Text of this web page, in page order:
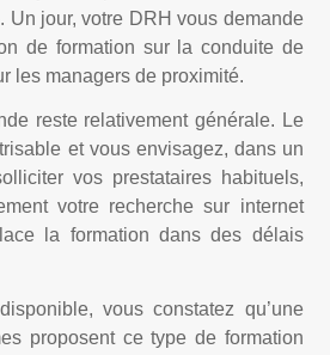
Un jour, votre DRH vous demande
de formation sur la conduite de
les managers de proximité.
reste relativement générale. Le
et vous envisagez, dans un
vos prestataires habituels,
votre recherche sur internet
la formation dans des délais
vous constatez qu’une
proposent ce type de formation